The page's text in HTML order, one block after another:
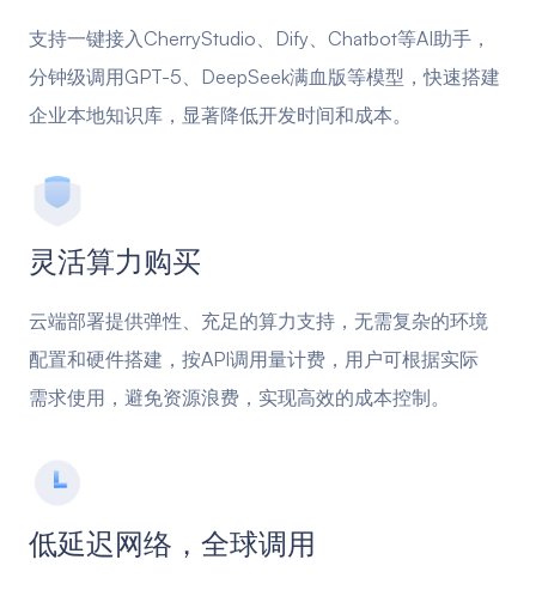
支持一键接入CherryStudio、Dify、Chatbot等AI助手，
分钟级调用GPT-5、DeepSeek满血版等模型，快速搭建
企业本地知识库，显著降低开发时间和成本。
灵活算力购买
云端部署提供弹性、充足的算力支持，无需复杂的环境
配置和硬件搭建，按API调用量计费，用户可根据实际
需求使用，避免资源浪费，实现高效的成本控制。
低延迟网络，全球调用